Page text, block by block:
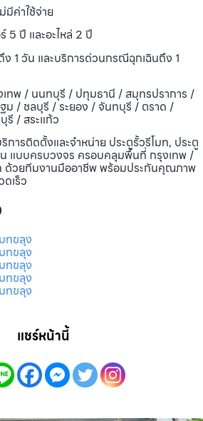
มีค่าใช้จ่าย
5 ปี และอะไหล่ 2 ปี
ง 1 วัน และบริการด่วนกรณีฉุกเฉินถึง 1
ทพ / นนทบุรี / ปทุมธานี / สมุทรปราการ /
ม / ชลบุรี / ระยอง / จันทบุรี / ตราด /
รี / สระแก้ว
การติดตั้งและจำหน่าย ประตูรั้วรีโมท, ประตู
แบบครบวงจร ครอบคลุมพื้นที่ กรุงเทพ /
วยทีมงานมืออาชีพ พร้อมประกันคุณภาพ
เร็ว
ทขลุง
ทขลุง
ทขลุง
ทขลุง
ทขลุง
แชร์หน้านี้